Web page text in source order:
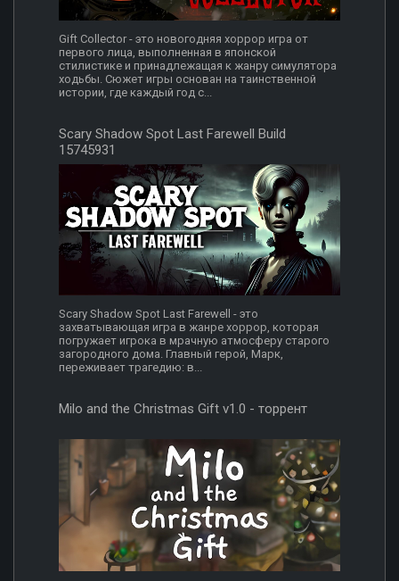
Gift Collector - это новогодняя хоррор игра от
первого лица, выполненная в японской
стилистике и принадлежащая к жанру симулятора
ходьбы. Сюжет игры основан на таинственной
истории, где каждый год с...
Scary Shadow Spot Last Farewell Build
15745931
Scary Shadow Spot Last Farewell - это
захватывающая игра в жанре хоррор, которая
погружает игрока в мрачную атмосферу старого
загородного дома. Главный герой, Марк,
переживает трагедию: в...
Milo and the Christmas Gift v1.0 - торрент